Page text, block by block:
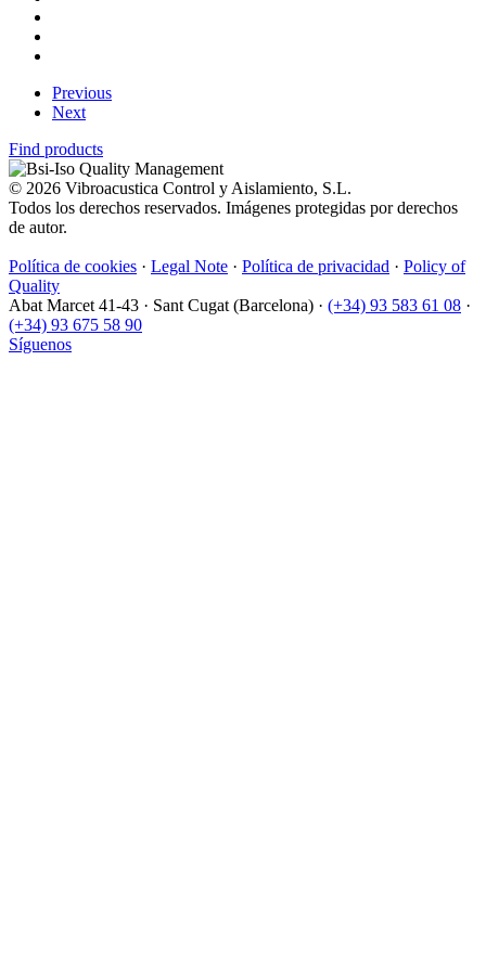
Previous
Next
Find products
© 2026 Vibroacustica Control y Aislamiento, S.L.
Todos los derechos reservados. Imágenes protegidas por derechos
de autor.
Política de cookies · Legal Note · Política de privacidad · Policy of
Quality
Abat Marcet 41-43 · Sant Cugat (Barcelona) · (+34) 93 583 61 08 ·
(+34) 93 675 58 90
Síguenos